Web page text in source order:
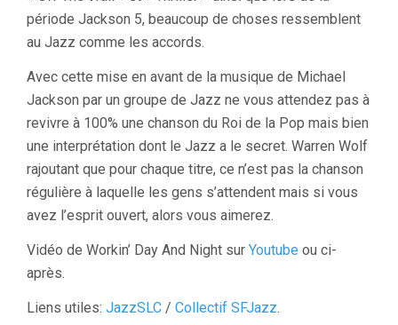
période Jackson 5, beaucoup de choses ressemblent
au Jazz comme les accords.
Avec cette mise en avant de la musique de Michael
Jackson par un groupe de Jazz ne vous attendez pas à
revivre à 100% une chanson du Roi de la Pop mais bien
une interprétation dont le Jazz a le secret. Warren Wolf
rajoutant que pour chaque titre, ce n’est pas la chanson
régulière à laquelle les gens s’attendent mais si vous
avez l’esprit ouvert, alors vous aimerez.
Vidéo de Workin’ Day And Night sur Youtube ou ci-
après.
Liens utiles: JazzSLC / Collectif SFJazz.